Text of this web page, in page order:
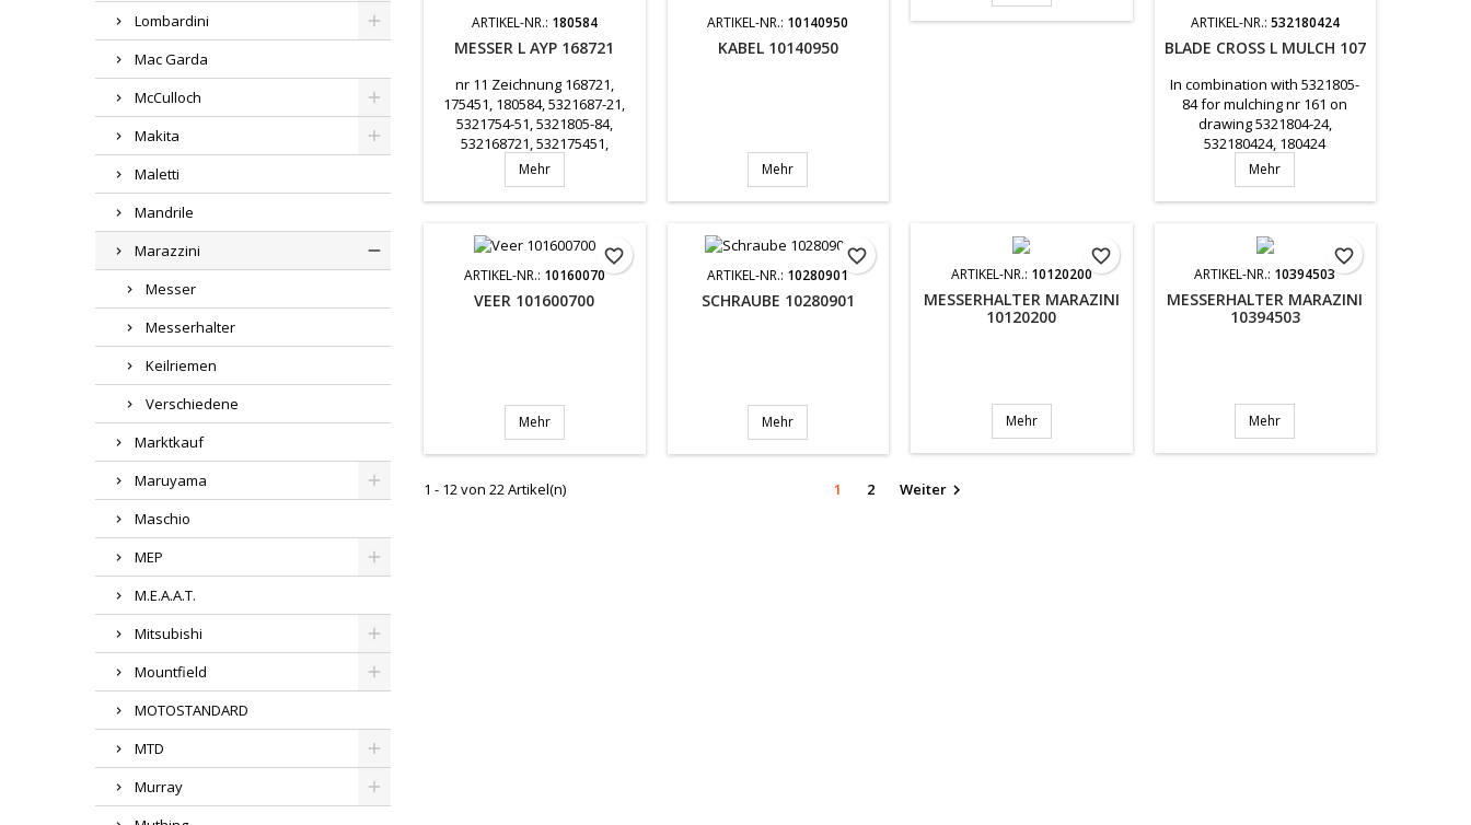
Lombardini
Mac Garda
McCulloch
Makita
Maletti
Mandrile
Marazzini
Messer
Messerhalter
Keilriemen
Verschiedene
Marktkauf
Maruyama
Maschio
MEP
M.E.A.A.T.
Mitsubishi
Mountfield
MOTOSTANDARD
MTD
Murray
ARTIKEL-NR.: 180584
MESSER L AYP 168721
nr 11 Zeichnung 168721,
175451, 180584, 5321687-21,
5321754-51, 5321805-84,
532168721, 532175451,
532180584
Mehr
ARTIKEL-NR.: 10140950
KABEL 10140950
Mehr
ARTIKEL-NR.: 532180424
BLADE CROSS L MULCH 107
In combination with 5321805-
84 for mulching nr 161 on
drawing 5321804-24,
532180424, 180424
Mehr
ARTIKEL-NR.: 10160070
VEER 101600700
Mehr
favorite_border
ARTIKEL-NR.: 10280901
SCHRAUBE 10280901
Mehr
favorite_border
ARTIKEL-NR.: 10120200
MESSERHALTER MARAZINI
10120200
Mehr
favorite_border
ARTIKEL-NR.: 10394503
MESSERHALTER MARAZINI
10394503
Mehr
favorite_border
1 - 12 von 22 Artikel(n) 1 2 Weiter